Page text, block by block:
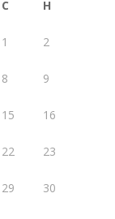
С Н
1 2
8 9
15 16
22 23
29 30